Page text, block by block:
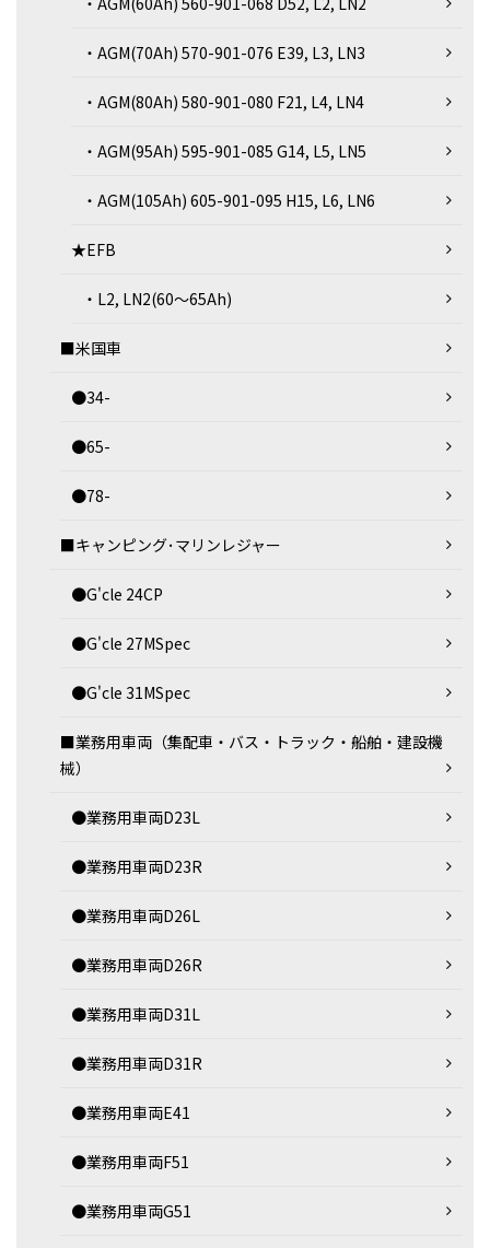
・AGM(70Ah) 570-901-076 E39, L3, LN3
・AGM(80Ah) 580-901-080 F21, L4, LN4
・AGM(95Ah) 595-901-085 G14, L5, LN5
・AGM(105Ah) 605-901-095 H15, L6, LN6
★EFB
・L2, LN2(60～65Ah)
■米国車
●34-
●65-
●78-
■キャンピング･マリンレジャー
●G'cle 24CP
●G'cle 27MSpec
●G'cle 31MSpec
■業務用車両（集配車・バス・トラック・船舶・建設機
械）
●業務用車両D23L
●業務用車両D23R
●業務用車両D26L
●業務用車両D26R
●業務用車両D31L
●業務用車両D31R
●業務用車両E41
●業務用車両F51
●業務用車両G51